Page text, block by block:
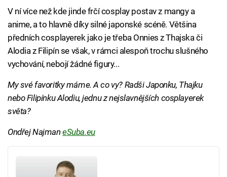
V ní více než kde jinde frčí cosplay postav z mangy a
anime, a to hlavně díky silné japonské scéně. Většina
předních cosplayerek jako je třeba Onnies z Thajska či
Alodia z Filipín se však, v rámci alespoň trochu slušného
vychování, nebojí žádné figury...
My své favoritky máme. A co vy? Radši Japonku, Thajku
nebo Filipínku Alodiu, jednu z nejslavnějších cosplayerek
světa?
Ondřej NajmaneSuba.eu